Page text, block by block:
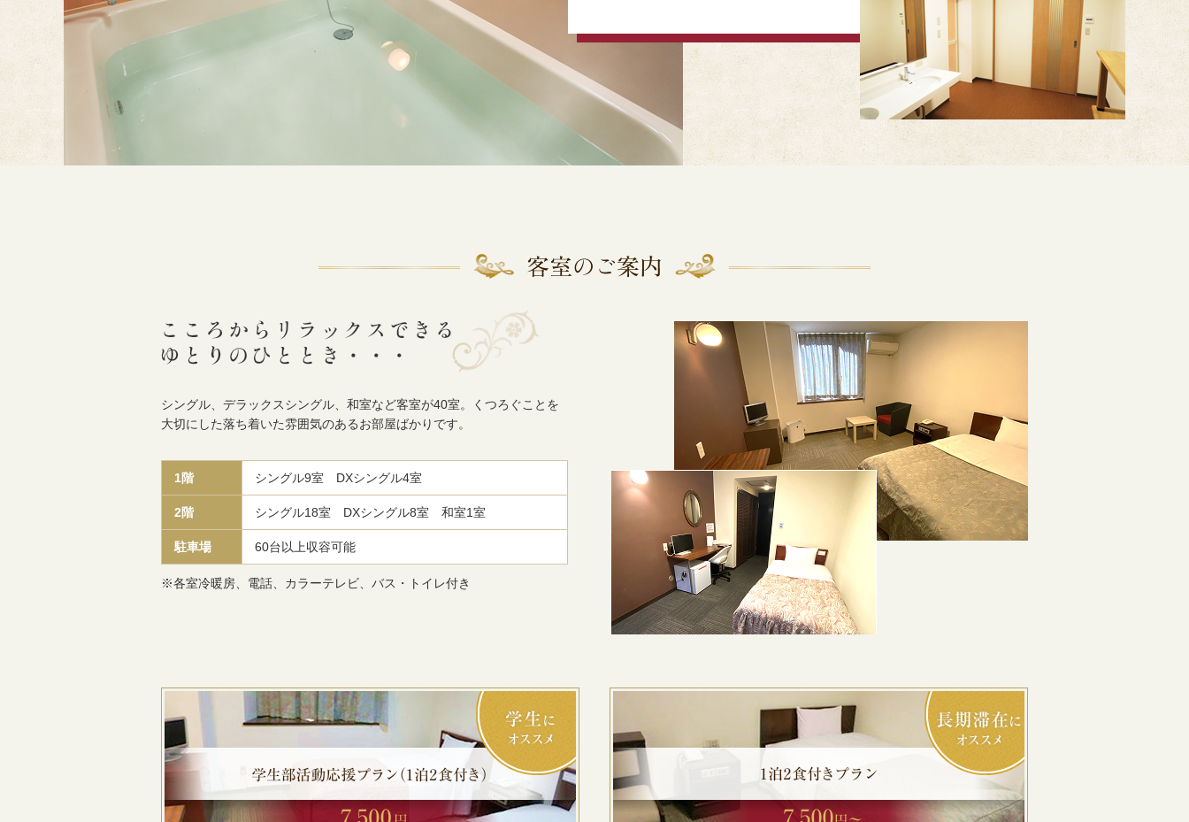
シングル、デラックスシングル、和室など客室が40室。くつろぐことを
大切にした落ち着いた雰囲気のあるお部屋ばかりです。
1階 シングル9室 DXシングル4室
2階 シングル18室 DXシングル8室 和室1室
駐車場 60台以上収容可能
※各室冷暖房、電話、カラーテレビ、バス・トイレ付き